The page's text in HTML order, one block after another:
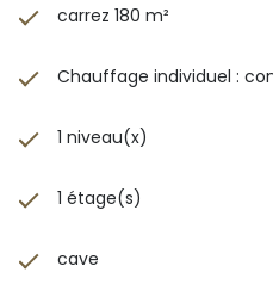
carrez 180 m²
Chauffage individuel :
1 niveau(x)
1 étage(s)
cave